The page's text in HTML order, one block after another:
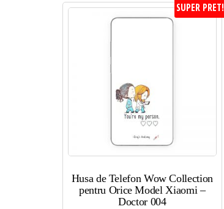
SUPER PRET!
Husa de Telefon Wow Collection
pentru Orice Model Xiaomi –
Doctor 004